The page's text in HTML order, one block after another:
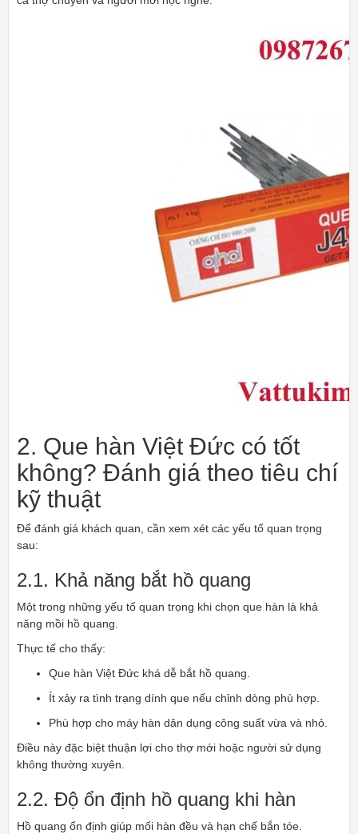
2. Que hàn Việt Đức có tốt
không? Đánh giá theo tiêu chí
kỹ thuật
Để đánh giá khách quan, cần xem xét các yếu tố quan trọng
sau:
2.1. Khả năng bắt hồ quang
Một trong những yếu tố quan trọng khi chọn que hàn là khả
năng mồi hồ quang.
Thực tế cho thấy:
Que hàn Việt Đức khá dễ bắt hồ quang.
Ít xảy ra tình trạng dính que nếu chỉnh dòng phù hợp.
Phù hợp cho máy hàn dân dụng công suất vừa và nhỏ.
Điều này đặc biệt thuận lợi cho thợ mới hoặc người sử dụng
không thường xuyên.
2.2. Độ ổn định hồ quang khi hàn
Hồ quang ổn định giúp mối hàn đều và hạn chế bắn tóe.